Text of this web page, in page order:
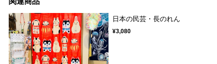
日本の民芸・長のれん
¥3,080